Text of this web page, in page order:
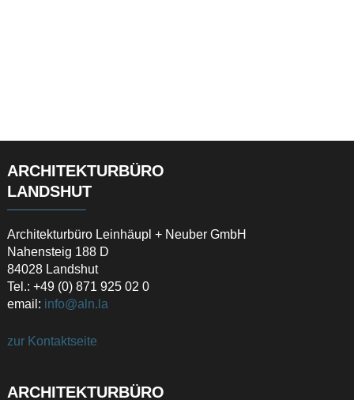
ARCHITEKTURBÜRO
LANDSHUT
Architekturbüro Leinhäupl + Neuber GmbH
Nahensteig 188 D
84028 Landshut
Tel.: +49 (0) 871 925 02 0
email: info@aln.la
zur Kontaktseite
ARCHITEKTURBÜRO